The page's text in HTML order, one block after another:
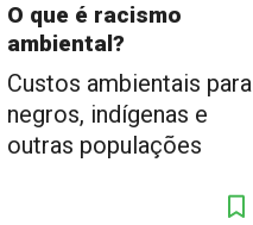
O que é racismo
ambiental?
Custos ambientais para
negros, indígenas e
outras populações